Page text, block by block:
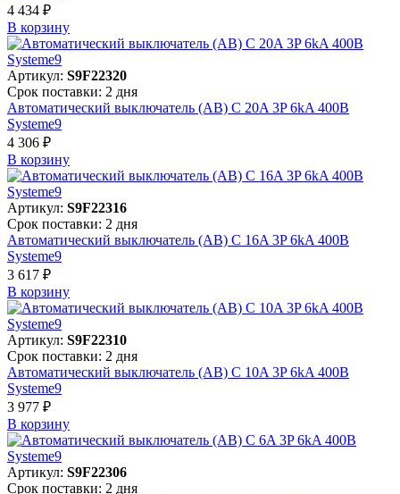
4 434 ₽
В корзинy
Артикул: S9F22320
Срок поставки: 2 дня
Автоматический выключатель (АВ) C 20A 3P 6kA 400В
Systeme9
4 306 ₽
В корзинy
Артикул: S9F22316
Срок поставки: 2 дня
Автоматический выключатель (АВ) C 16A 3P 6kA 400В
Systeme9
3 617 ₽
В корзинy
Артикул: S9F22310
Срок поставки: 2 дня
Автоматический выключатель (АВ) C 10A 3P 6kA 400В
Systeme9
3 977 ₽
В корзинy
Артикул: S9F22306
Срок поставки: 2 дня